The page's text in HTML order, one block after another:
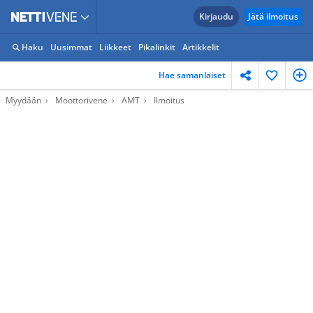
Kirjaudu Jätä ilmoitus
Haku Uusimmat Liikkeet Pikalinkit Artikkelit
Hae samanlaiset
Myydään Moottorivene AMT Ilmoitus